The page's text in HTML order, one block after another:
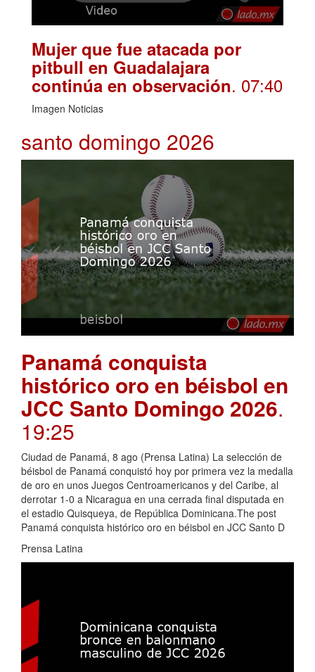
Mujer que fue atacada por
pitbull en Guadalajara
continúa en observación. 07:40
Imagen Noticias
santo domingo 2026
Panamá conquista
histórico oro en béisbol en
JCC Santo Domingo 2026.
19:25
Ciudad de Panamá, 8 ago (Prensa Latina) La selección de
béisbol de Panamá conquistó hoy por primera vez la medalla
de oro en unos Juegos Centroamericanos y del Caribe, al
derrotar 1-0 a Nicaragua en una cerrada final disputada en
el estadio Quisqueya, de República Dominicana.The post
Panamá conquista histórico oro en béisbol en JCC Santo D
Prensa Latina